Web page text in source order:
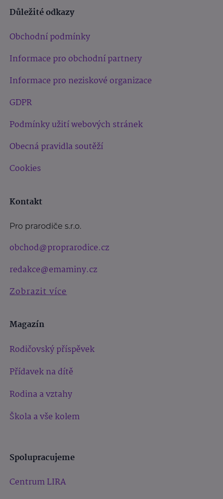
Důležité odkazy
Obchodní podmínky
Informace pro obchodní partnery
Informace pro neziskové organizace
GDPR
Podmínky užití webových stránek
Obecná pravidla soutěží
Cookies
Kontakt
Pro prarodiče s.r.o.
obchod@proprarodice.cz
redakce@emaminy.cz
Zobrazit více
Magazín
Rodičovský příspěvek
Přídavek na dítě
Rodina a vztahy
Škola a vše kolem
Spolupracujeme
Centrum LIRA